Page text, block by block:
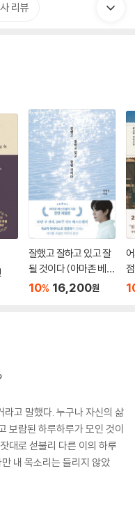
리뷰
잘했고 잘하고 있고 잘
될 것이다 (아마존 베스
트셀러 기념 전면 개정
10% 16,200원
고 말했다. 누구나 자신의 삶
보람된 하루하루가 모인 것이
대로 섣불리 다른 이의 하루
내 목소리는 들리지 않았